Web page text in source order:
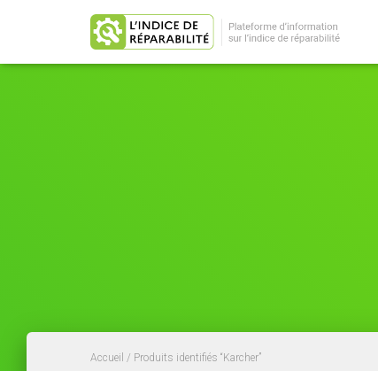
Accueil / Produits identifiés “Karcher”